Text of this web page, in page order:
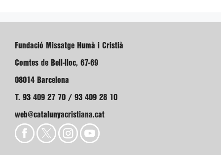
Fundació Missatge Humà i Cristià
Comtes de Bell-lloc, 67-69
08014 Barcelona
T. 93 409 27 70 / 93 409 28 10
web@catalunyacristiana.cat